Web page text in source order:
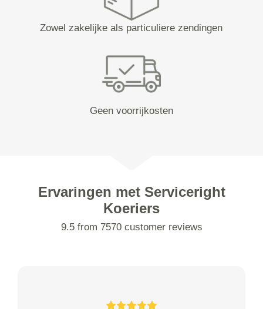
Zowel zakelijke als particuliere zendingen
Geen voorrijkosten
Ervaringen met Serviceright
Koeriers
9.5 from 7570 customer reviews